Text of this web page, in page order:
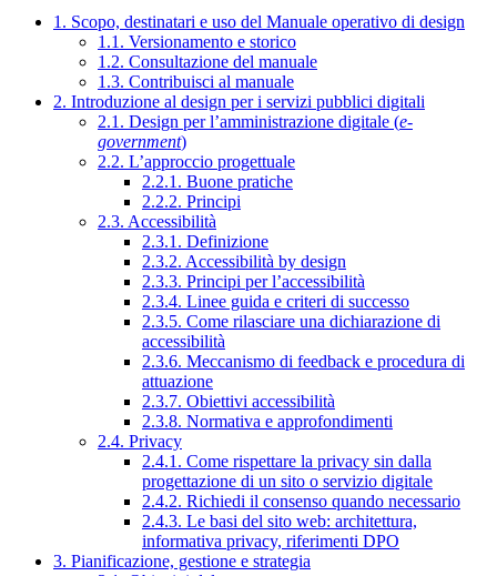
1. Scopo, destinatari e uso del Manuale operativo di design
1.1. Versionamento e storico
1.2. Consultazione del manuale
1.3. Contribuisci al manuale
2. Introduzione al design per i servizi pubblici digitali
2.1. Design per l’amministrazione digitale (e-
government)
2.2. L’approccio progettuale
2.2.1. Buone pratiche
2.2.2. Principi
2.3. Accessibilità
2.3.1. Definizione
2.3.2. Accessibilità by design
2.3.3. Principi per l’accessibilità
2.3.4. Linee guida e criteri di successo
2.3.5. Come rilasciare una dichiarazione di
accessibilità
2.3.6. Meccanismo di feedback e procedura di
attuazione
2.3.7. Obiettivi accessibilità
2.3.8. Normativa e approfondimenti
2.4. Privacy
2.4.1. Come rispettare la privacy sin dalla
progettazione di un sito o servizio digitale
2.4.2. Richiedi il consenso quando necessario
2.4.3. Le basi del sito web: architettura,
informativa privacy, riferimenti DPO
3. Pianificazione, gestione e strategia